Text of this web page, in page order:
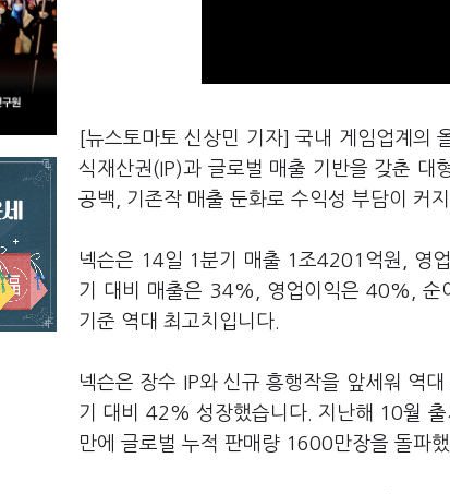
[뉴스토마토 신상민 기자] 국내 게임업계의
식재산권(IP)과 글로벌 매출 기반을 갖춘 대
공백, 기존작 매출 둔화로 수익성 부담이 커
넥슨은 14일 1분기 매출 1조4201억원, 영
기 대비 매출은 34%, 영업이익은 40%, 순
기준 역대 최고치입니다.
넥슨은 장수 IP와 신규 흥행작을 앞세워 역
기 대비 42% 성장했습니다. 지난해 10월
만에 글로벌 누적 판매량 1600만장을 돌파했